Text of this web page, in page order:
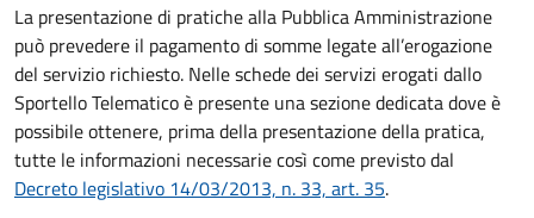
La presentazione di pratiche alla Pubblica Amministrazione
può prevedere il pagamento di somme legate all’erogazione
del servizio richiesto. Nelle schede dei servizi erogati dallo
Sportello Telematico è presente una sezione dedicata dove è
possibile ottenere, prima della presentazione della pratica,
tutte le informazioni necessarie così come previsto dal
Decreto legislativo 14/03/2013, n. 33, art. 35.